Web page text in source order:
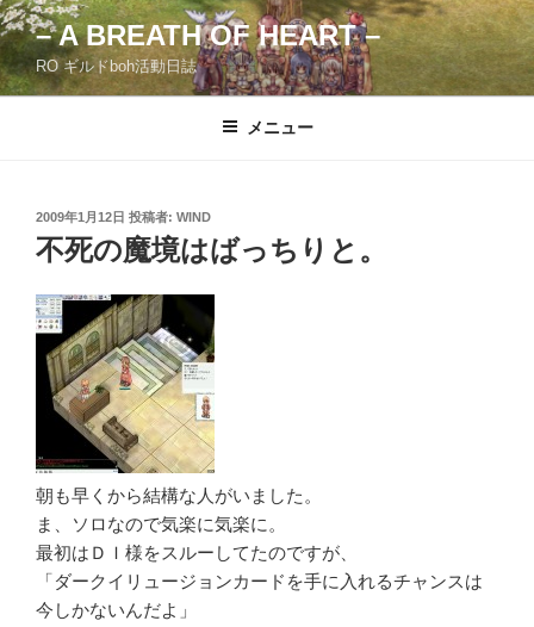
コ
ン
テ
ン
– A BREATH OF HEART –
RO ギルドboh活動日誌
メニュー
投
稿
日:
2009年1月12日 投稿者: WIND
不死の魔境はばっちりと。
朝も早くから結構な人がいました。
ま、ソロなので気楽に気楽に。
最初はＤＩ様をスルーしてたのですが、
「ダークイリュージョンカードを手に入れるチャンスは
今しかないんだよ」